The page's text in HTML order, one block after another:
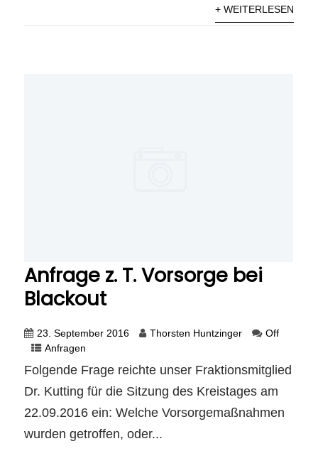
+ WEITERLESEN
Anfrage z. T. Vorsorge bei
Blackout
23. September 2016 Thorsten Huntzinger
Off
Anfragen
Folgende Frage reichte unser Fraktionsmitglied
Dr. Kutting für die Sitzung des Kreistages am
22.09.2016 ein: Welche Vorsorgemaßnahmen
wurden getroffen, oder...